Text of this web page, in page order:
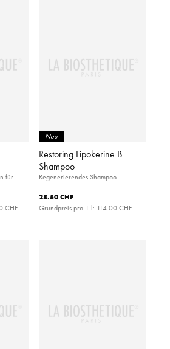
für
CHF
Neu
Restoring Lipokerine B
Shampoo
Regenerierendes Shampoo
28.50 CHF
Grundpreis pro 1 l: 114.00 CHF